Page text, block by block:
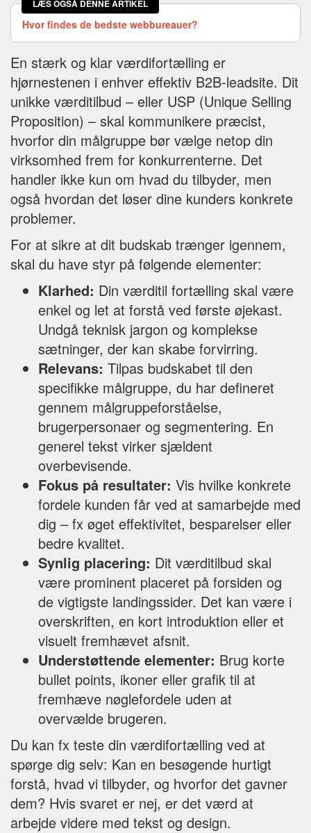
LÆS OGSÅ DENNE ARTIKEL
Hvor findes de bedste webbureauer?
En stærk og klar værdifortælling er
hjørnestenen i enhver effektiv B2B-leadsite. Dit
unikke værditilbud – eller USP (Unique Selling
Proposition) – skal kommunikere præcist,
hvorfor din målgruppe bør vælge netop din
virksomhed frem for konkurrenterne. Det
handler ikke kun om hvad du tilbyder, men
også hvordan det løser dine kunders konkrete
problemer.
For at sikre at dit budskab trænger igennem,
skal du have styr på følgende elementer:
Klarhed: Din værditil fortælling skal være
enkel og let at forstå ved første øjekast.
Undgå teknisk jargon og komplekse
sætninger, der kan skabe forvirring.
Relevans: Tilpas budskabet til den
specifikke målgruppe, du har defineret
gennem målgruppeforståelse,
brugerpersonaer og segmentering. En
generel tekst virker sjældent
overbevisende.
Fokus på resultater: Vis hvilke konkrete
fordele kunden får ved at samarbejde med
dig – fx øget effektivitet, besparelser eller
bedre kvalitet.
Synlig placering: Dit værditilbud skal
være prominent placeret på forsiden og
de vigtigste landingssider. Det kan være i
overskriften, en kort introduktion eller et
visuelt fremhævet afsnit.
Understøttende elementer: Brug korte
bullet points, ikoner eller grafik til at
fremhæve nøglefordele uden at
overvælde brugeren.
Du kan fx teste din værdifortælling ved at
spørge dig selv: Kan en besøgende hurtigt
forstå, hvad vi tilbyder, og hvorfor det gavner
dem? Hvis svaret er nej, er det værd at
arbejde videre med tekst og design.